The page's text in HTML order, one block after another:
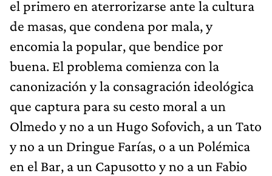
el primero en aterrorizarse ante la cultura
de masas, que condena por mala, y
encomia la popular, que bendice por
buena. El problema comienza con la
canonización y la consagración ideológica
que captura para su cesto moral a un
Olmedo y no a un Hugo Sofovich, a un Tato
y no a un Dringue Farías, o a un Polémica
en el Bar, a un Capusotto y no a un Fabio